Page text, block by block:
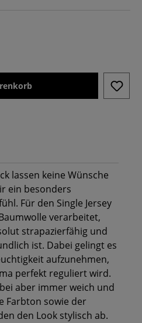
lassen keine Wünsche
ein besonders
Für den Single Jersey
verarbeitet,
strapazierfähig und
ist. Dabei gelingt es
aufzunehmen,
perfekt reguliert wird.
aber immer weich und
Farbton sowie der
den Look stylisch ab.